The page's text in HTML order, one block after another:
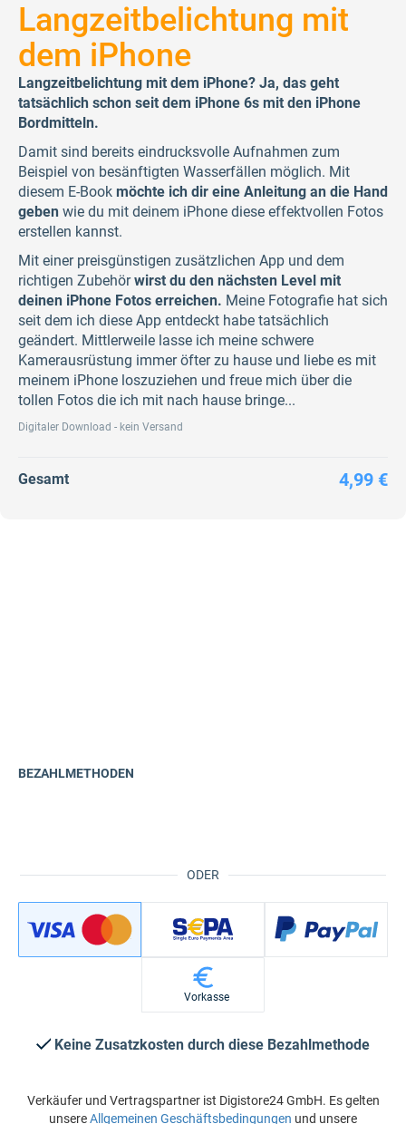
Langzeitbelichtung mit
dem iPhone
Langzeitbelichtung mit dem iPhone? Ja, das geht
tatsächlich schon seit dem iPhone 6s mit den iPhone
Bordmitteln.
Damit sind bereits eindrucksvolle Aufnahmen zum
Beispiel von besänftigten Wasserfällen möglich. Mit
diesem E-Book möchte ich dir eine Anleitung an die Hand
geben wie du mit deinem iPhone diese effektvollen Fotos
erstellen kannst.
Mit einer preisgünstigen zusätzlichen App und dem
richtigen Zubehörwirst du den nächsten Level mit
deinen iPhone Fotos erreichen. Meine Fotografie hat sich
seit dem ich diese App entdeckt habe tatsächlich
geändert. Mittlerweile lasse ich meine schwere
Kamerausrüstung immer öfter zu hause und liebe es mit
meinem iPhone loszuziehen und freue mich über die
tollen Fotos die ich mit nach hause bringe...
Digitaler Download - kein Versand
Gesamt 4,99 €
ODER
BEZAHLMETHODEN
Vorkasse
Keine Zusatzkosten durch diese Bezahlmethode
Verkäufer und Vertragspartner ist Digistore24 GmbH. Es gelten
unsereAllgemeinen Geschäftsbedingungen und unsere